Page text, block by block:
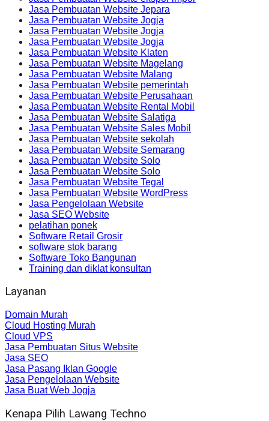
Jasa Pembuatan Website Jepara
Jasa Pembuatan Website Jogja
Jasa Pembuatan Website Jogja
Jasa Pembuatan Website Jogja
Jasa Pembuatan Website Klaten
Jasa Pembuatan Website Magelang
Jasa Pembuatan Website Malang
Jasa Pembuatan Website pemerintah
Jasa Pembuatan Website Perusahaan
Jasa Pembuatan Website Rental Mobil
Jasa Pembuatan Website Salatiga
Jasa Pembuatan Website Sales Mobil
Jasa Pembuatan Website sekolah
Jasa Pembuatan Website Semarang
Jasa Pembuatan Website Solo
Jasa Pembuatan Website Solo
Jasa Pembuatan Website Tegal
Jasa Pembuatan Website WordPress
Jasa Pengelolaan Website
Jasa SEO Website
pelatihan ponek
Software Retail Grosir
software stok barang
Software Toko Bangunan
Training dan diklat konsultan
Layanan
Domain Murah
Cloud Hosting Murah
Cloud VPS
Jasa Pembuatan Situs Website
Jasa SEO
Jasa Pasang Iklan Google
Jasa Pengelolaan Website
Jasa Buat Web Jogja
Kenapa Pilih Lawang Techno